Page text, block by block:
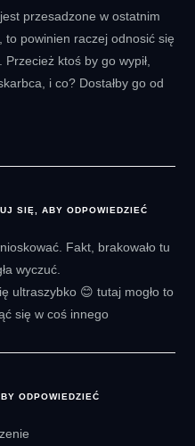
przesadzone w ostatnim
powinien raczej odnosić się
ktoś by go wypił,
i co? Dostałby go od
SIĘ, ABY ODPOWIEDZIEĆ
Fakt, brakowało tu
wyczuć.
ultraszybko 😊 tutaj mogło to
się w coś innego
ODPOWIEDZIEĆ